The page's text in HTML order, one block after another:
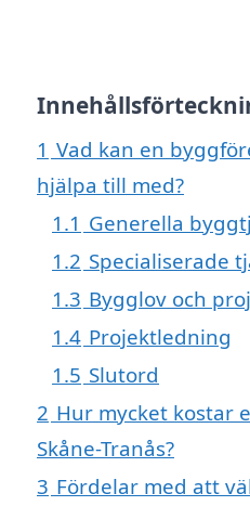
1 Vad kan en
hjälpa till med?
1.1 Generella
1.2 Specialiserade
1.3 Bygglov och
1.4 Projektledning
1.5 Slutord
2 Hur mycket kostar
Skåne-Tranås?
3 Fördelar med att